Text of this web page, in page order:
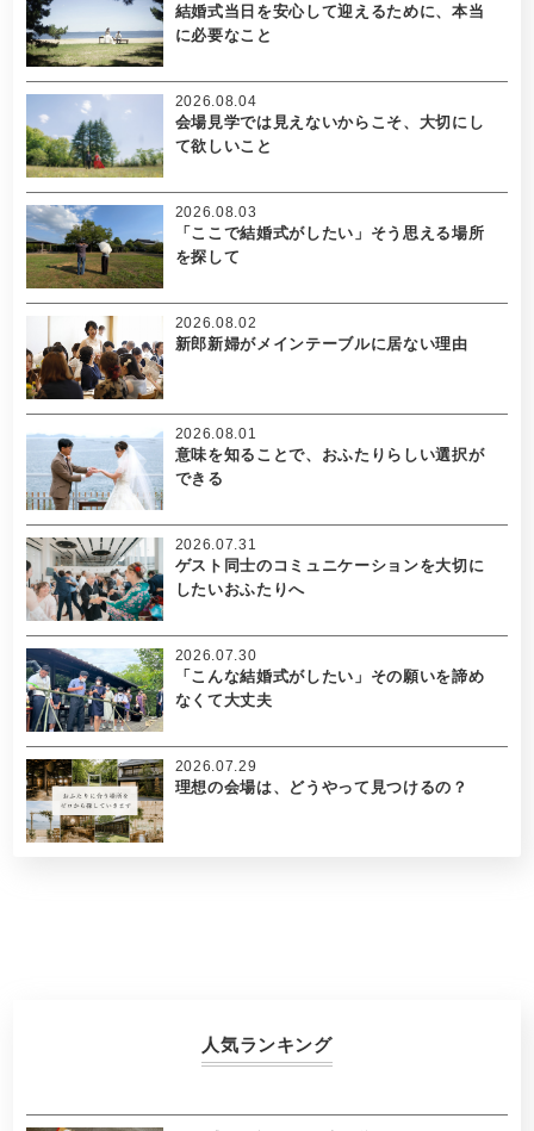
結婚式当日を安心して迎えるために、本当
に必要なこと
会場見学では見えないからこそ、大切にし
て欲しいこと
2026.08.04
「ここで結婚式がしたい」そう思える場所
を探して
2026.08.03
新郎新婦がメインテーブルに居ない理由
2026.08.02
意味を知ることで、おふたりらしい選択が
できる
2026.08.01
ゲスト同士のコミュニケーションを大切に
したいおふたりへ
2026.07.31
「こんな結婚式がしたい」その願いを諦め
なくて大丈夫
2026.07.30
理想の会場は、どうやって見つけるの？
2026.07.29
人気ランキング